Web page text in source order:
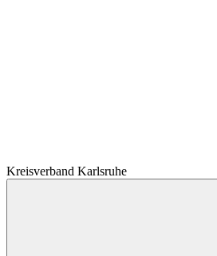
Kreisverband Karlsruhe